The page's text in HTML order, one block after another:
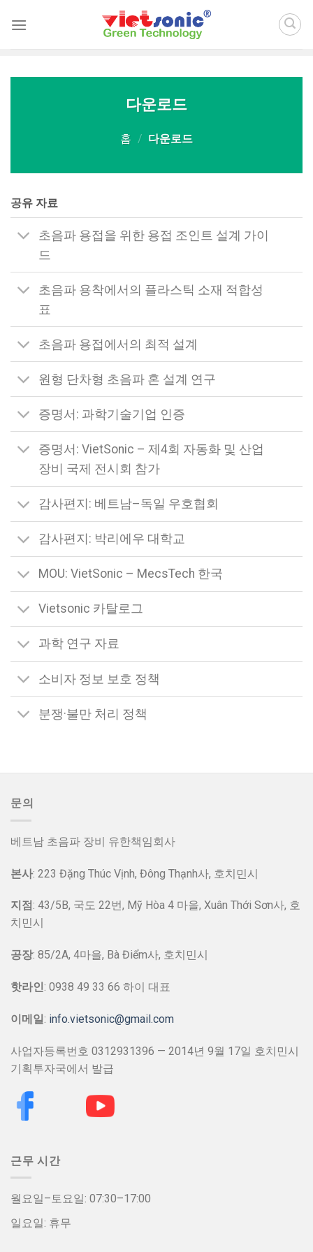
다운로드
홈 / 다운로드
공유 자료
초음파 용접을 위한 용접 조인트 설계 가이
드
초음파 용착에서의 플라스틱 소재 적합성
표
초음파 용접에서의 최적 설계
원형 단차형 초음파 혼 설계 연구
증명서: 과학기술기업 인증
증명서: VietSonic – 제4회 자동화 및 산업
장비 국제 전시회 참가
감사편지: 베트남–독일 우호협회
감사편지: 박리에우 대학교
MOU: VietSonic – MecsTech 한국
Vietsonic 카탈로그
과학 연구 자료
소비자 정보 보호 정책
분쟁·불만 처리 정책
문의
베트남 초음파 장비 유한책임회사
본사: 223 Đặng Thúc Vịnh, Đông Thạnh사, 호치민시
지점: 43/5B, 국도 22번, Mỹ Hòa 4 마을, Xuân Thới Sơn사, 호
치민시
공장: 85/2A, 4마을, Bà Điểm사, 호치민시
핫라인: 0938 49 33 66 하이 대표
이메일: info.vietsonic@gmail.com
사업자등록번호 0312931396 — 2014년 9월 17일 호치민시
기획투자국에서 발급
근무 시간
월요일–토요일: 07:30–17:00
일요일: 휴무